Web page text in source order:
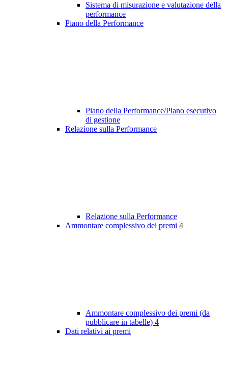
Sistema di misurazione e valutazione della
performance
Piano della Performance
Piano della Performance/Piano esecutivo
di gestione
Relazione sulla Performance
Relazione sulla Performance
Ammontare complessivo dei premi 4
Ammontare complessivo dei premi (da
pubblicare in tabelle) 4
Dati relativi ai premi